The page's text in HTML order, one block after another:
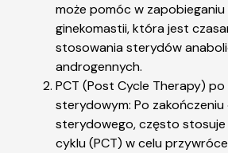
może pomóc w zapobieganiu
ginekomastii, która jest
stosowania sterydów
androgennych.
PCT (Post Cycle Therapy) po
sterydowym: Po zakończeniu
sterydowego, często
cyklu (PCT) w celu